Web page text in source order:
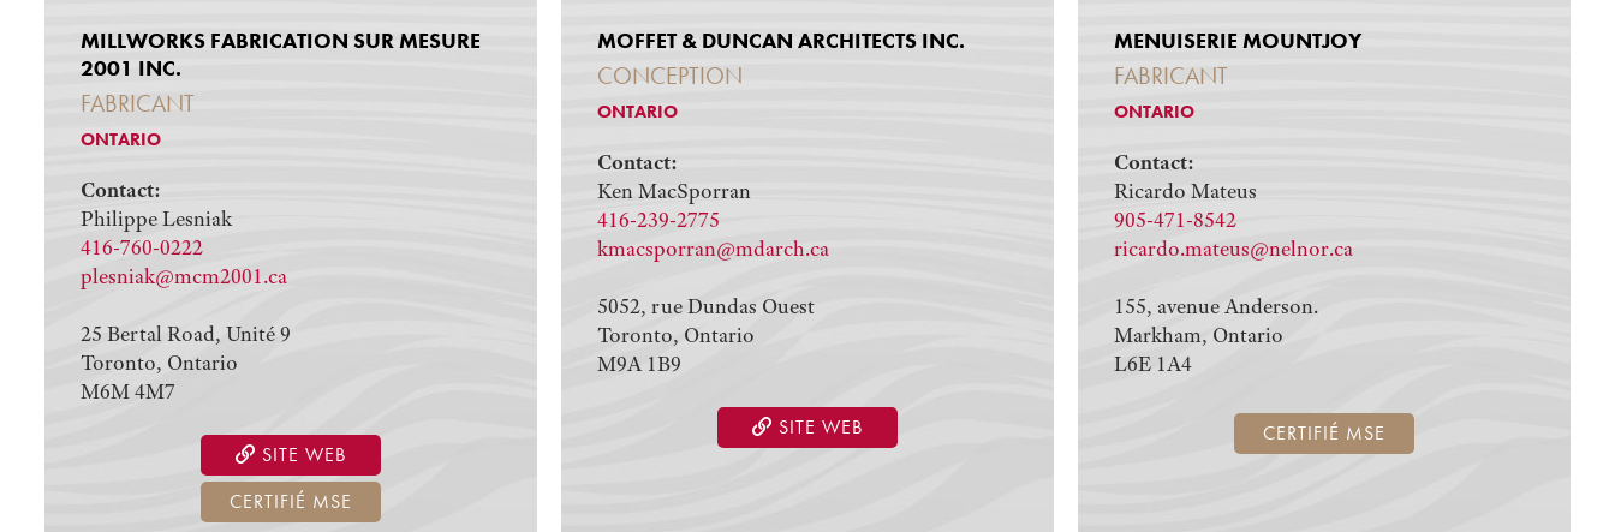
MILLWORKS FABRICATION SUR MESURE
2001 INC.
FABRICANT
ONTARIO
Contact:
Philippe Lesniak
416-760-0222
plesniak@mcm2001.ca
25 Bertal Road, Unité 9
Toronto, Ontario
M6M 4M7
SITE WEB
CERTIFIÉ MSE
MOFFET & DUNCAN ARCHITECTS INC.
CONCEPTION
ONTARIO
Contact:
Ken MacSporran
416-239-2775
kmacsporran@mdarch.ca
5052, rue Dundas Ouest
Toronto, Ontario
M9A 1B9
SITE WEB
MENUISERIE MOUNTJOY
FABRICANT
ONTARIO
Contact:
Ricardo Mateus
905-471-8542
ricardo.mateus@nelnor.ca
155, avenue Anderson.
Markham, Ontario
L6E 1A4
CERTIFIÉ MSE